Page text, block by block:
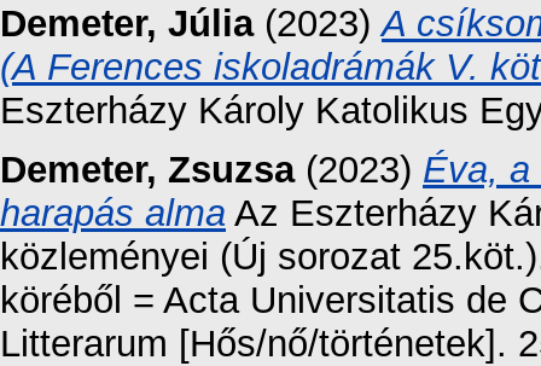
Demeter, Júlia(2023)A
(A Ferences iskoladrámák V.
Eszterházy Károly Katolikus
Demeter, Zsuzsa(2023) Éva, a
harapás alma Az Eszterházy
közleményei (Új sorozat
köréből = Acta Universitatis de
Litterarum [Hős/nő/történetek].